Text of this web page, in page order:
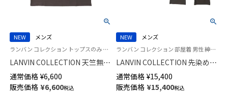
NEW
メンズ
ランバン コレクション トップスのみ 部屋着 男性 紳士 紳士 ラウンジウェアパジャマ
LANVIN COLLECTION 天竺無地
アロハ 半袖 Tシャツ 【M Lサイ
ズ】メンズ 54464011
通常価格 ¥6,600
販売価格 ¥6,600税込
NEW
メンズ
ランバン コレクション 部屋着 男性 紳士 紳士 ラウンジウェア
LANVIN COLLECTION 先染め天
竺杢ボーダー パジャマ 上下セ
ット 【M Lサイズ】 半袖 長丈パン
ツ 前開き メンズ 54462010
通常価格 ¥15,400
販売価格 ¥15,400税込